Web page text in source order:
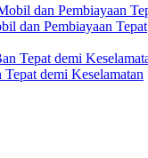
dan Pembiayaan Tepat
demi Keselamatan